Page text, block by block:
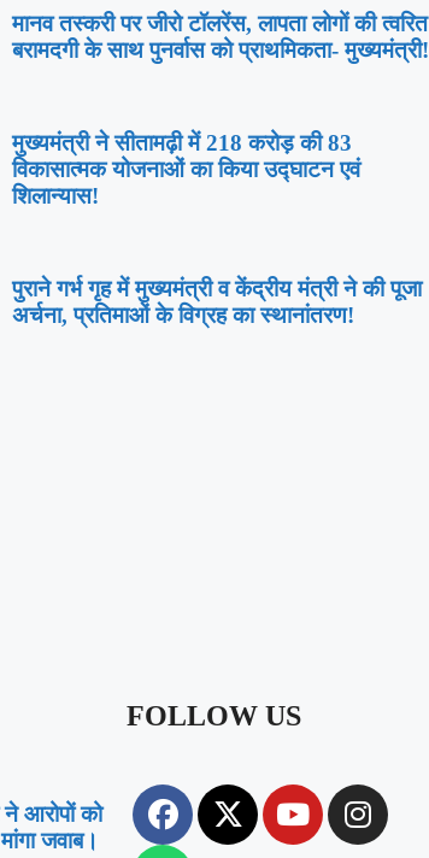
मानव तस्करी पर जीरो टॉलरेंस, लापता लोगों की त्वरित
बरामदगी के साथ पुनर्वास को प्राथमिकता- मुख्यमंत्री!
मुख्यमंत्री ने सीतामढ़ी में 218 करोड़ की 83
विकासात्मक योजनाओं का किया उद्घाटन एवं
शिलान्यास!
पुराने गर्भ गृह में मुख्यमंत्री व केंद्रीय मंत्री ने की पूजा
अर्चना, प्रतिमाओं के विग्रह का स्थानांतरण!
ने आरोपों को
जवाब।
FOLLOW US